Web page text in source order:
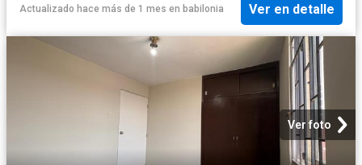
Actualizado hace más de 1 mes en babilonia Ver en detalle
Ver foto